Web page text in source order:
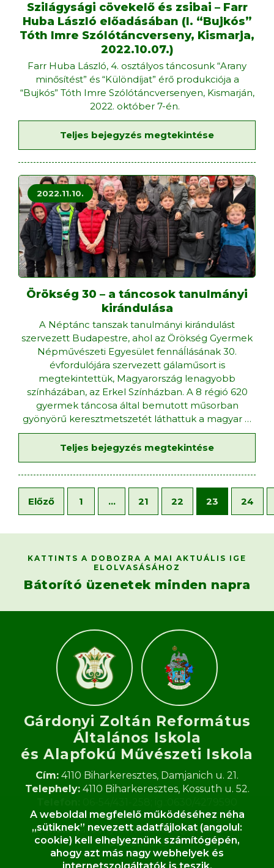
Szilágysági cövekelő és zsibai – Farr
Huba László előadásában (I. “Bujkós”
Tóth Imre Szólótáncverseny, Kismarja,
2022.10.07.)
Farr Huba László, 4. osztályos táncosunk “Arany
minősítést” és “Különdíjat” érő produkciója a
“Bujkós” Tóth Imre Szólótáncversenyen, Kismarján,
2022. október 7-én.
Teljes bejegyzés megtekintése
2022.11.10.
Örökség 30 – a táncosok tanulmányi
kirándulása
A Néptánc tanszak tanulmányi kirándulást
szervezett Budapestre, ahol az Örökség Gyermek
Népművészeti Egyesület fennáĺlásának 30.
évfordulójára szervezett gálaműsort is
megtekintettük, Magyarország lenagyobb
színházában, az Erkel Színházban. A 8 régió 620
gyermek táncosa által bemutott műsorban
gyönyörű keresztmetszetét láthattuk a magyar …
Teljes bejegyzés megtekintése
Előző 1 … 21 22 23 24
KATTINTS A DOBOZRA A MAI AKTUÁLIS IGE
ELOLVASÁSÁHOZ
Bátorító üzenetek minden napra
Gárdonyi Zoltán Református
Általános Iskola
és Alapfokú Művészeti Iskola​
Cím: 4110 Biharkeresztes, Damjanich u. 21.
Telephely:4110 Biharkeresztes, Kossuth u. 52.
Fax:06-54/431-258
E-mail:gardonyi.zoltan.iskola@gmail.com
OM:062933
A weboldal megfelelő működéséhez néha
„sütiknek” nevezett adatfájlokat (angolul:
cookie) kell elhelyeznünk számítógépén,
ahogy azt más nagy webhelyek és